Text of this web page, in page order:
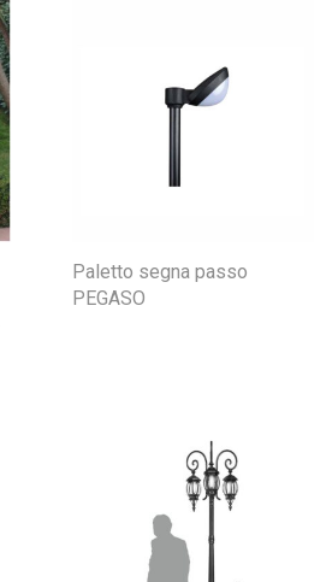
Paletto segna passo
PEGASO